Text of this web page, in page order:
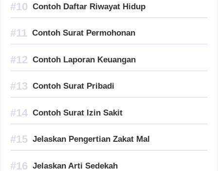
Contoh Daftar Riwayat Hidup
Contoh Surat Permohonan
Contoh Laporan Keuangan
Contoh Surat Pribadi
Contoh Surat Izin Sakit
Jelaskan Pengertian Zakat Mal
Jelaskan Arti Sedekah